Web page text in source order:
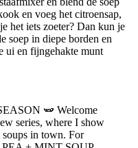
en voeg het citroensap,
het iets zoeter? Dan kun je
soep in diepe borden en
ui en fijngehakte munt
🫛 Welcome
series, where I show
in town. For